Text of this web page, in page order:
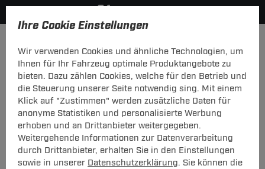
Ihre Cookie Einstellungen
Wir verwenden Cookies und ähnliche Technologien, um
Ihnen für Ihr Fahrzeug optimale Produktangebote zu
bieten. Dazu zählen Cookies, welche für den Betrieb und
die Steuerung unserer Seite notwendig sing. Mit einem
Klick auf "Zustimmen" werden zusätzliche Daten für
anonyme Statistiken und personalisierte Werbung
erhoben und an Drittanbieter weitergegeben.
Weitergehende Informationen zur Datenverarbeitung
durch Drittanbieter, erhalten Sie in den Einstellungen
sowie in unserer Datenschutzerklärung. Sie können die
vorheriger Artikel nächster Artikel
Neu
ZB ES Minikurzadapter ConWys 7 auf 13
ZB ES Minikurzadapter ConWys 7 auf 13